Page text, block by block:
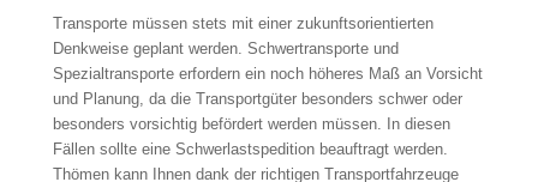
Transporte müssen stets mit einer zukunftsorientierten
Denkweise geplant werden. Schwertransporte und
Spezialtransporte erfordern ein noch höheres Maß an Vorsicht
und Planung, da die Transportgüter besonders schwer oder
besonders vorsichtig befördert werden müssen. In diesen
Fällen sollte eine Schwerlastspedition beauftragt werden.
Thömen kann Ihnen dank der richtigen Transportfahrzeuge